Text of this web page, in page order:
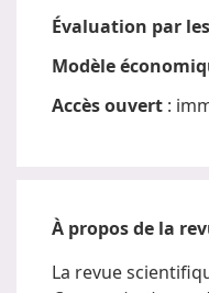
Évaluation par
Modèle
Accès ouvert :
À propos de la
La revue